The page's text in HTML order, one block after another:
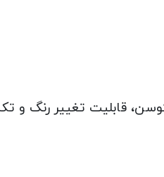
قابلیت تغییر رنگ و